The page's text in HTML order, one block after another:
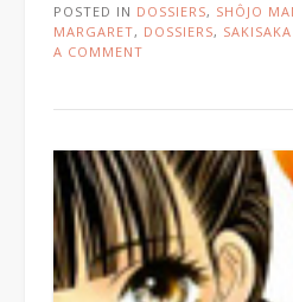
POSTED IN DOSSIERS, SHÔJO
MARGARET, DOSSIERS,
A COMMENT